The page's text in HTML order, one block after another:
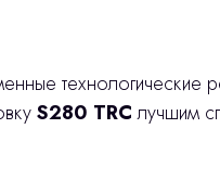
технологические
S280 TRCлучшим